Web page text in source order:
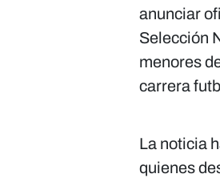
anunciar
Selección
menores
carrera
La noticia
quienes